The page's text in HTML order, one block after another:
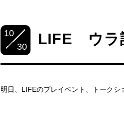
10
30
LIFE ウラ
明日、LIFEのプレイベント、トークシ